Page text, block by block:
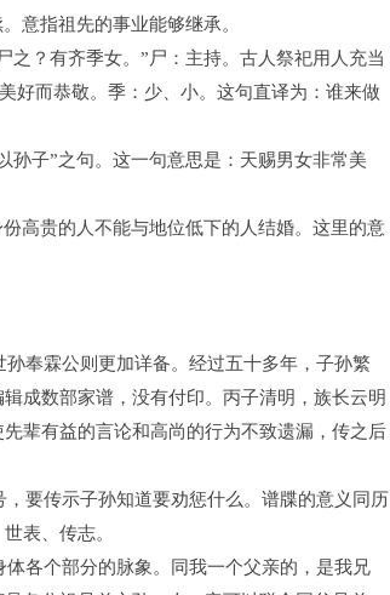
意指祖先的事业能够继承。
之？有齐季女。 ”尸：主持。古人祭祀用人充当
美好而恭敬。季：少、小。这句直译为：谁来做
孙子”之句。这一句意思是：天赐男女非常美
份高贵的人不能与地位低下的人结婚。这里的意
奉霖公则 更加详备。 经过五十多年， 子孙繁
辑成数部家谱 ， 没有付印。丙子清明，族长云明
先辈有益的言论和高尚的行为不致遗漏 ，传之后
要传示子孙知道要劝惩什么 。 谱牒的意义 同历
世表
传志。
体各个部分的脉象。同我一个父亲的 ， 是我兄